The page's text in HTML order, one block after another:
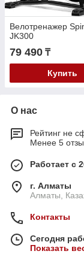
Велотренажер
JK300
79 490 ₸
Купить
О нас
Рейтинг не
Менее 5
Работает с
г. Алматы
Алматы,
Контакты
Сегодня
Показать